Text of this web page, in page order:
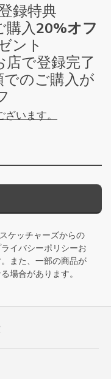
録特典
購入 20%オフ
ント
で登録完了
のご購入が
います。
ケッチャーズからの
イバシーポリシーお
また、一部の商品が
場合があります。